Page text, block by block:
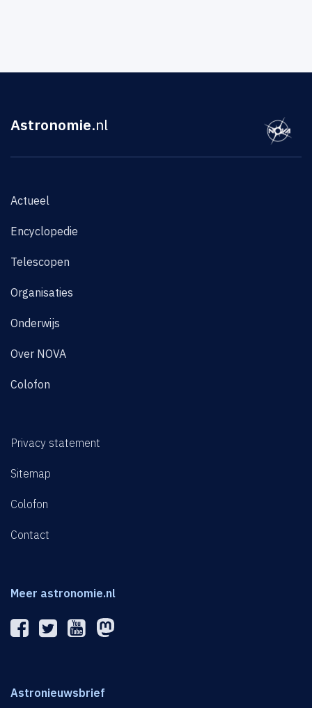
Astronomie.nl
Actueel
Encyclopedie
Telescopen
Organisaties
Onderwijs
Over NOVA
Colofon
Privacy statement
Sitemap
Colofon
Contact
Meer astronomie.nl
Astronieuwsbrief